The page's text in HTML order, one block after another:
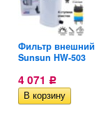
Фильтр внешний
Sunsun HW-503
4 071 Р